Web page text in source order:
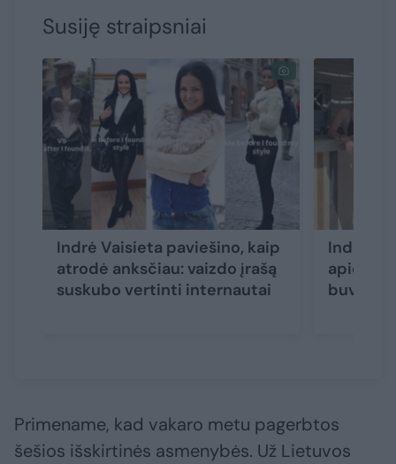
Susiję straipsniai
Indrė Vaisieta paviešino, kaip
atrodė anksčiau: vaizdo įrašą
suskubo vertinti internautai
Indrė
apie
buvo
Primename, kad vakaro metu pagerbtos
šešios išskirtinės asmenybės. Už Lietuvos